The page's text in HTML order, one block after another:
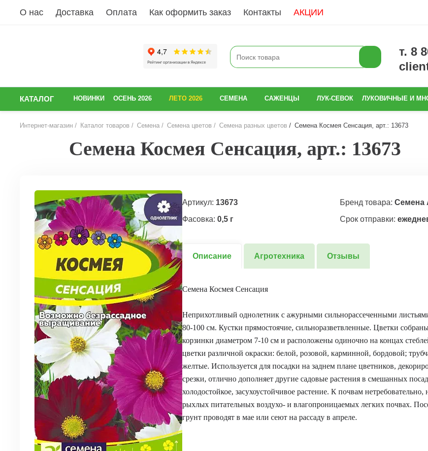
О нас Доставка Оплата Как оформить заказ Контакты АКЦИИ
т. 8
КАТАЛОГ НОВИНКИ ОСЕНЬ 2026 ЛЕТО 2026 СЕМЕНА САЖЕНЦЫ ЛУК-СЕВОК ЛУКОВИЧНЫЕ И
Интернет-магазин Каталог товаров Семена Семена цветов Семена разных цветов Семена Космея Сенсация, арт.: 13673
Семена Космея Сенсация, арт.: 13673
Артикул: 13673 Бренд товара: Семена
Фасовка: 0,5 г Срок отправки:
Описание Агротехника Отзывы
Семена Космея Сенсация
Неприхотливый однолетник с ажурными сильнорассеченными
80-100 см. Кустки прямостоячие, сильноразветвленные. Цветки
корзинки диаметром 7-10 см и расположены одиночно на концах
цветки различной окраски: белой, розовой, карминной, бордовой;
желтые. Используется для посадки на заднем плане цветников,
срезки, отлично дополняет другие садовые растения в смешанных
холодостойкое, засухоустойчивое растение. К почвам нетребовательно,
рыхлых питательных воздухо- и влагопроницаемых легких почвах.
грунт проводят в мае или сеют на рассаду в апреле.